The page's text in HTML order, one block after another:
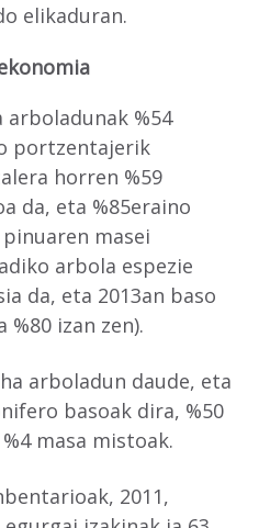
elikaduran.
arboladunak %54
portzentajerik
horren %59
da, eta %85eraino
masei
arbola espezie
da, eta 2013an baso
izan zen).
arboladun daude, eta
basoak dira, %50
masa mistoak.
2011,